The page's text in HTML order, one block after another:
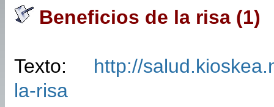
Beneficios de la risa (1)
Texto: http://
la-risa